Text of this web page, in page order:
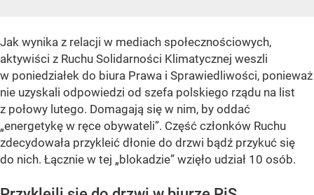
Jak wynika z relacji w mediach społecznościowych,
aktywiści z Ruchu Solidarności Klimatycznej weszli
w poniedziałek do biura Prawa i Sprawiedliwości, ponieważ
nie uzyskali odpowiedzi od szefa polskiego rządu na list
z połowy lutego. Domagają się w nim, by oddać
„energetykę w ręce obywateli”. Część członków Ruchu
zdecydowała przykleić dłonie do drzwi bądź przykuć się
do nich. Łącznie w tej „blokadzie” wzięło udział 10 osób.